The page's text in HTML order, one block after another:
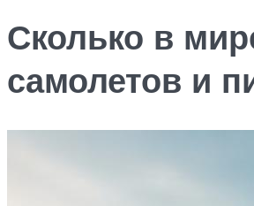
Сколько в
самолетов и